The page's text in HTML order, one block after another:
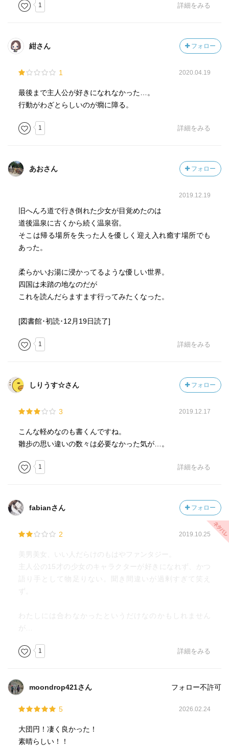
1 詳細をみる
紺さん フォロー
1 2020.04.19
最後まで主人公が好きになれなかった…。
行動がわざとらしいのが癇に障る。
1 詳細をみる
あおさん フォロー
2019.12.19
旧へんろ道で行き倒れた少女が目覚めたのは
道後温泉に古くから続く温泉宿。
そこは帰る場所を失った人を優しく迎え入れ癒す場所でも
あった。
柔らかいお湯に浸かってるような優しい世界。
四国は未踏の地なのだが
これを読んだらますます行ってみたくなった。
[図書館･初読･12月19日読了]
1 詳細をみる
しりうす☆さん フォロー
3 2019.12.17
こんな軽めなのも書くんですね。
雛步の思い違いの数々は必要なかった気が…。
1 詳細をみる
fabianさん フォロー
2 2019.10.25
美男美女、いい人だらけのもはやファンタジー。
主人公の15才の少女のキャラクターが好きになれず、かつ
語り手として物足りない。聞き間違いが過剰すぎて笑え
ず。
わたしには合わなかったというだけなのかもしれません
が…
1 詳細をみる
moondrop421さん フォロー不許可
5 2026.02.24
大団円！凄く良かった！
素晴らしい！！